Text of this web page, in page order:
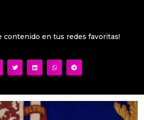
contenido en tus redes favoritas!